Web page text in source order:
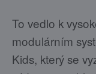
To vedlo k
modulárním
Kids, který se